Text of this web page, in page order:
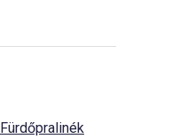
Fürdőpralinék